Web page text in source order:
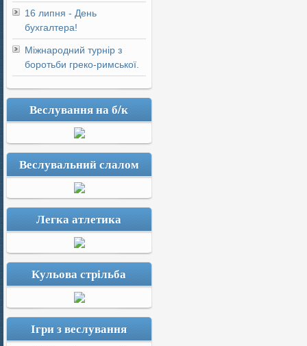
16 липня - День
бухгалтера!
Міжнародний турнір з
боротьби греко-римської.
Веслування на б/к
Веслувальний слалом
Легка атлетика
Кульова стрільба
Ігри з веслування